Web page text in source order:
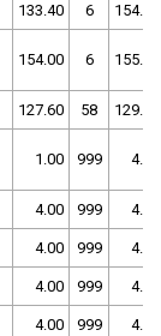
133.40 6 154.20
154.00 6 155.20
127.60 58 129.00
1.00 999 4.00
4.00 999 4.00
4.00 999 4.00
4.00 999 4.00
4.00 999 4.00